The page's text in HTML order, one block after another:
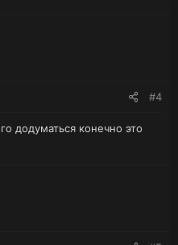
#4
додуматься конечно это